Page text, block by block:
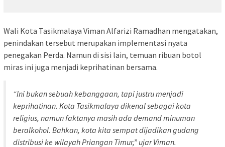
Wali Kota Tasikmalaya Viman Alfarizi Ramadhan mengatakan,
penindakan tersebut merupakan implementasi nyata
penegakan Perda. Namun di sisi lain, temuan ribuan botol
miras ini juga menjadi keprihatinan bersama.
“Ini bukan sebuah kebanggaan, tapi justru menjadi
keprihatinan. Kota Tasikmalaya dikenal sebagai kota
religius, namun faktanya masih ada demand minuman
beralkohol. Bahkan, kota kita sempat dijadikan gudang
distribusi ke wilayah Priangan Timur,” ujar Viman.